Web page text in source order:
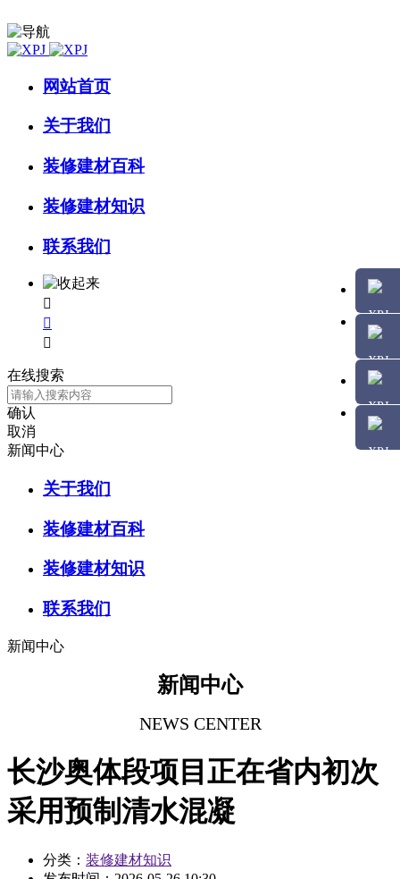
网站首页
关于我们
装修建材百科
装修建材知识
联系我们



在线搜索
确认
取消
新闻中心
关于我们
装修建材百科
装修建材知识
联系我们
新闻中心
新闻中心
NEWS CENTER
长沙奥体段项目正在省内初次
采用预制清水混凝
分类： 装修建材知识